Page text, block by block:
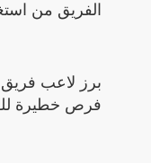
الفريق من
فرص خطيرة للفريق توجت